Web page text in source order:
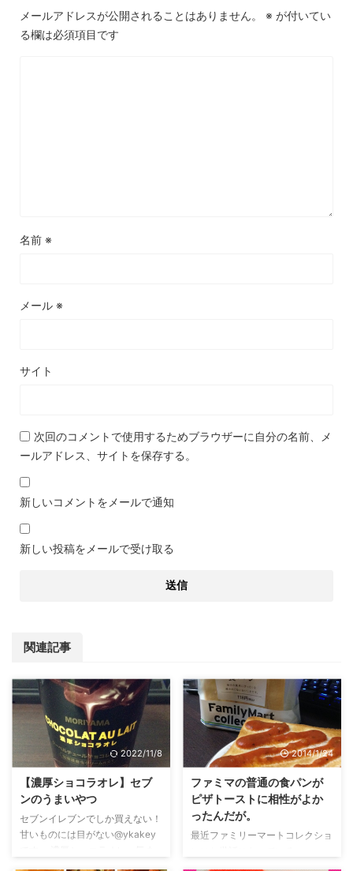
メールアドレスが公開されることはありません。 ※ が付いてい
る欄は必須項目です
名前 ※
メール ※
サイト
次回のコメントで使用するためブラウザーに自分の名前、メ
ールアドレス、サイトを保存する。
新しいコメントをメールで通知
新しい投稿をメールで受け取る
関連記事
2022/11/8
【濃厚ショコラオレ】セブ
ンのうまいやつ
セブンイレブンでしか買えない！
甘いものには目がない@ykakey
2014/1/24
ファミマの普通の食パンが
ピザトーストに相性がよか
ったんだが。
最近ファミリーマートコレクショ